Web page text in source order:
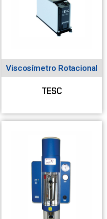
Viscosímetro Rotacional
TESC